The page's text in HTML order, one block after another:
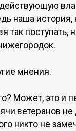
наша история,
так поступать,
мнения.
Может, это и
ветеранов
никто не